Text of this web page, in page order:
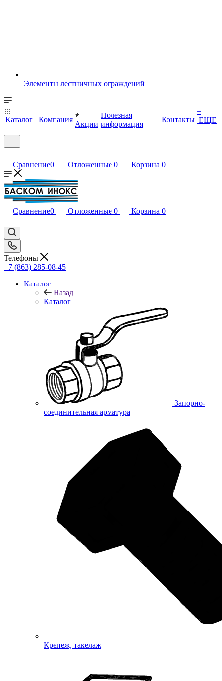
Элементы лестничных ограждений
Каталог Компания
Акции
Полезная
информация
Контакты
+
ЕЩЕ
Сравнение0 Отложенные 0 Корзина 0
Сравнение0 Отложенные 0 Корзина 0
Телефоны
+7 (863) 285-08-45
Каталог
Назад
Каталог
Запорно-
соединительная арматура
Крепеж, такелаж